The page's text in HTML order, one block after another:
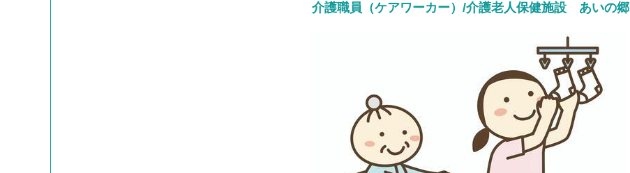
介護職員（ケアワーカー）/介護老人保健施設 あいの郷